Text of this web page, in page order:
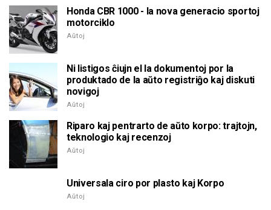
Honda CBR 1000 - la nova generacio sportoj
motorciklo
Aŭtoj
Ni listigos ĉiujn el la dokumentoj por la
produktado de la aŭto registriĝo kaj diskuti
novigoj
Aŭtoj
Riparo kaj pentrarto de aŭto korpo: trajtojn,
teknologio kaj recenzoj
Aŭtoj
Universala ciro por plasto kaj Korpo
Aŭtoj